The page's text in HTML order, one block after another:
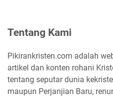
Tentang Kami
Pikirankristen.com adalah
artikel dan konten rohani
tentang seputar dunia
maupun Perjanjian Baru,